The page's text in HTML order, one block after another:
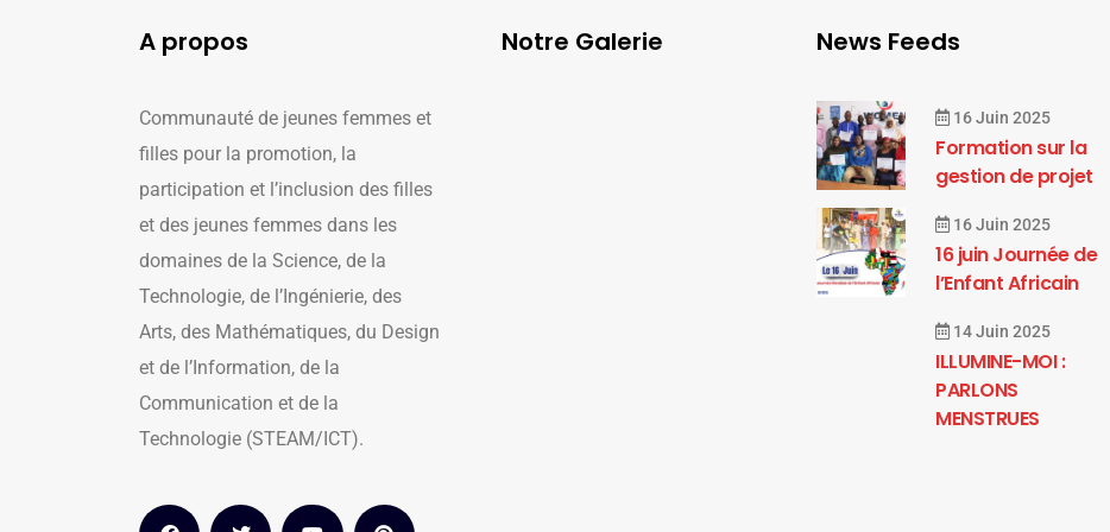
A propos
Communauté de jeunes femmes et
filles pour la promotion, la
participation et l’inclusion des filles
et des jeunes femmes dans les
domaines de la Science, de la
Technologie, de l’Ingénierie, des
Arts, des Mathématiques, du Design
et de l’Information, de la
Communication et de la
Technologie (STEAM/ICT).
Notre Galerie News Feeds
16 Juin 2025
Formation sur la
gestion de projet
16 Juin 2025
16 juin Journée de
l’Enfant Africain
14 Juin 2025
ILLUMINE-MOI :
PARLONS
MENSTRUES